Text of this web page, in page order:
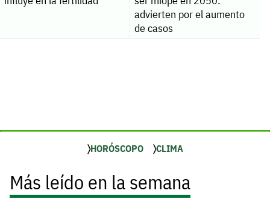
advierten por el aumento
de casos
HORÓSCOPO CLIMA
Más leído en la semana